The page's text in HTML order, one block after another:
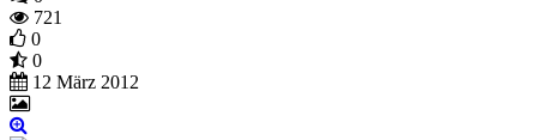
721
0
0
12 März 2012